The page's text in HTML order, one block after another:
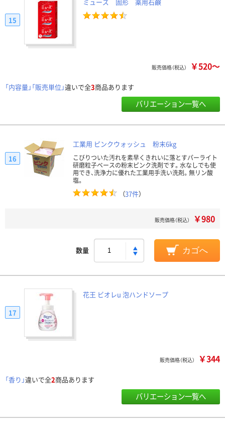
15
販売価格（税込） ￥520～
「内容量」「販売単位」違いで全3商品あります
バリエーション一覧へ
工業用 ピンクウォッシュ 粉末6kg
こびりついた汚れを素早くきれいに落とすパーライト
研磨粒子ベースの粉末ピンク洗剤です。水なしでも使
用でき、洗浄力に優れた工業用手洗い洗剤。無リン酸
塩。
（37件）
16
販売価格（税込） ￥980
数量 カゴへ
花王 ビオレu 泡ハンドソープ
17
販売価格（税込） ￥344
「香り」違いで全2商品あります
バリエーション一覧へ